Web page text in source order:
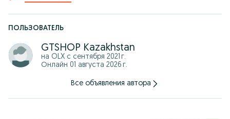
ПОЛЬЗОВАТЕЛЬ
GTSHOP Kazakhstan
на OLX с сентября 2021 г.
Онлайн 01 августа 2026 г.
Все объявления автора